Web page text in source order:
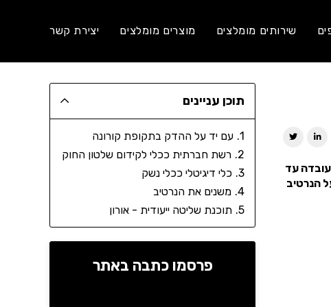
שירותים מומלצים מוצרים מומלצים יצירת קשר
עד
הנרטיב
תוכן עניינים
עם יד על ההדק בתקופת קורונה
רשת חברתית ככלי לקידום שלטון החוק
כלי דיגיטלי ככלי נשק
משנים את הנרטיב
תוכנת שליטה ייעודית - אורון
פרסמו כתבה באתר